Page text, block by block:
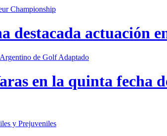
destacada actuación
en la quinta fecha